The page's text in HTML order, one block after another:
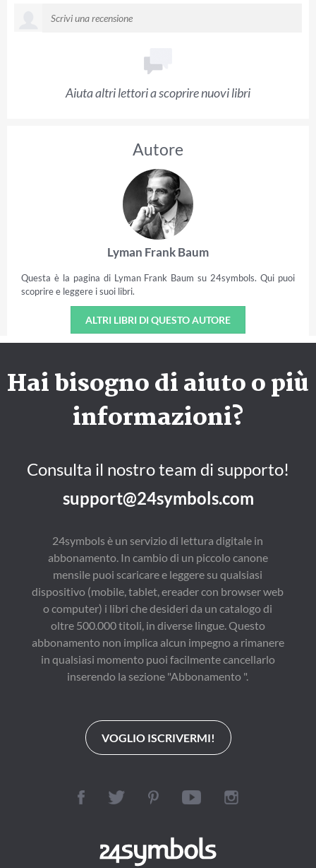
Aiuta altri lettori a scoprire nuovi libri
Autore
Lyman Frank Baum
Questa è la pagina di Lyman Frank Baum su 24symbols. Qui puoi
scoprire e leggere i suoi libri.
ALTRI LIBRI DI QUESTO AUTORE
Hai bisogno di aiuto o più
informazioni?
Consulta il nostro team di supporto!
support@24symbols.com
24symbols è un servizio di lettura digitale in
abbonamento. In cambio di un piccolo canone
mensile puoi scaricare e leggere su qualsiasi
dispositivo (mobile, tablet, ereader con browser web
o computer) i libri che desideri da un catalogo di
oltre 500.000 titoli, in diverse lingue. Questo
abbonamento non implica alcun impegno a rimanere
in qualsiasi momento puoi facilmente cancellarlo
inserendo la sezione "Abbonamento ".
VOGLIO ISCRIVERMI!